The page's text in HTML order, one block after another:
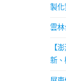
製化
雲
【
新